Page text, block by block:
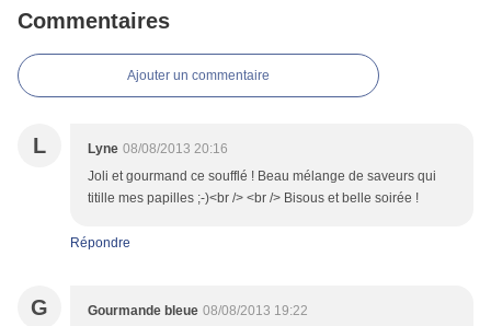
Commentaires
Ajouter un commentaire
L Lyne 08/08/2013 20:16
Joli et gourmand ce soufflé ! Beau mélange de saveurs qui
titille mes papilles ;-)<br /> <br /> Bisous et belle soirée !
Répondre
G Gourmande bleue 08/08/2013 19:22